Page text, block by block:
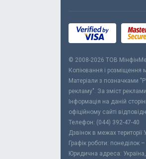
© 2008-2026 ТОВ
Копіювання і розміщення
Матеріали з позначками
рекламу". За зміст
Інформація на даній
офіційному сайті
Телефон: (044) 392-47-40
Дзвінок в межах території
Графік роботи: понеділок
Юридична адреса: